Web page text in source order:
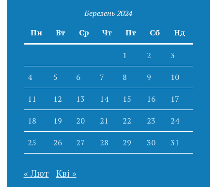
Березень 2024
Пн
Вт Ср Чт Пт Сб Нд
1 2 3
4 5 6 7 8 9 10
11 12 13 14 15 16 17
18 19 20 21 22 23 24
25 26 27 28 29 30 31
« Лют Кві »